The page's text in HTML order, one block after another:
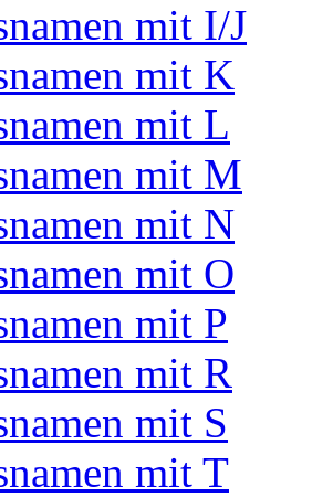
mit I/J
mit K
mit L
mit M
mit N
mit O
mit P
mit R
mit S
mit T